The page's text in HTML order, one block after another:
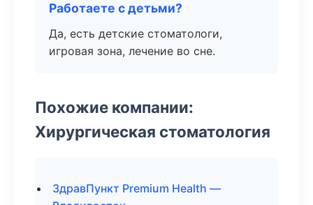
Работаете с детьми?
Да, есть детские стоматологи,
игровая зона, лечение во сне.
Похожие компании:
Хирургическая стоматология
ЗдравПункт Premium Health —